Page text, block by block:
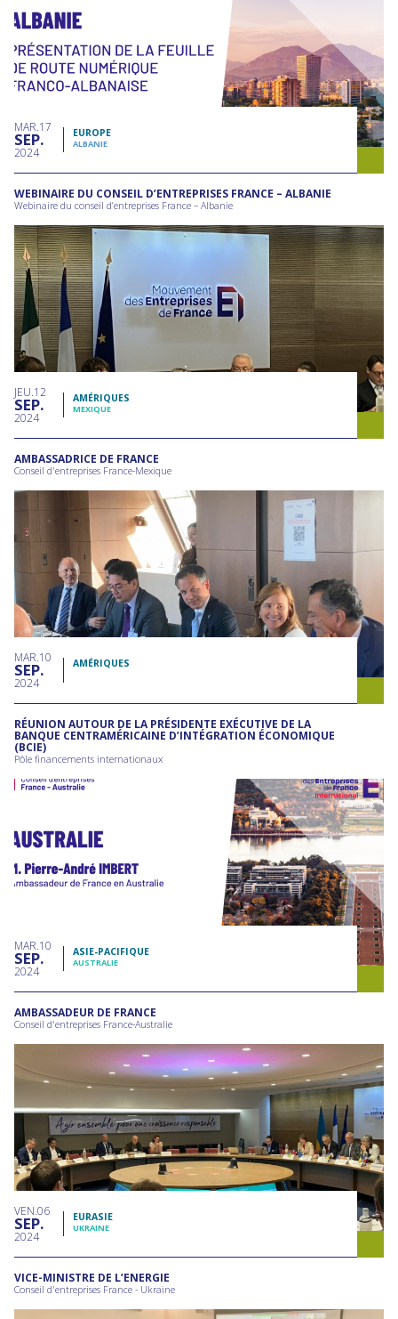
MAR 17
SEP
2024
EUROPE
ALBANIE
WEBINAIRE DU CONSEIL D’ENTREPRISES FRANCE – ALBANIE
Webinaire du conseil d’entreprises France – Albanie
JEU 12
SEP
2024
AMÉRIQUES
MEXIQUE
AMBASSADRICE DE FRANCE
Conseil d'entreprises France-Mexique
MAR 10
SEP
2024
AMÉRIQUES
RÉUNION AUTOUR DE LA PRÉSIDENTE EXÉCUTIVE DE LA
BANQUE CENTRAMÉRICAINE D’INTÉGRATION ÉCONOMIQUE
(BCIE)
Pôle financements internationaux
MAR 10
SEP
2024
ASIE-PACIFIQUE
AUSTRALIE
AMBASSADEUR DE FRANCE
Conseil d'entreprises France-Australie
VEN 06
SEP
2024
EURASIE
UKRAINE
VICE-MINISTRE DE L’ENERGIE
Conseil d'entreprises France - Ukraine